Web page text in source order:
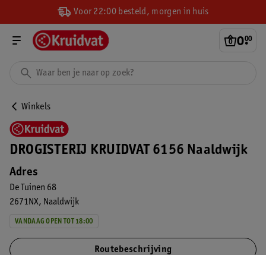
Voor 22:00 besteld, morgen in huis
0.
00
Winkels
DROGISTERIJ KRUIDVAT 6156 Naaldwijk
Adres
De Tuinen 68
2671NX
Naaldwijk
VANDAAG OPEN TOT 18:00
Routebeschrijving